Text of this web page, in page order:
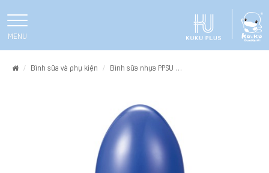
MENU
HomeBình sữa và phụ kiện Bình sữa nhựa PPSU